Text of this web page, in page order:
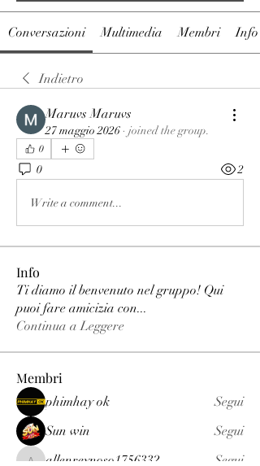
Conversazioni Multimedia Membri Info
Indietro
Maruvs Maruvs
27 maggio 2026 · joined the group.
0
0 2
Write a comment...
Info
Ti diamo il benvenuto nel gruppo! Qui
puoi fare amicizia con...
Continua a Leggere
Membri
phimhay ok
Segui
Sun win
Segui
allenreynoso1756332 Segui